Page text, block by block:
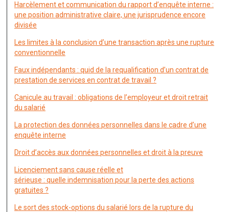
Harcèlement et communication du rapport d’enquête interne :
une position administrative claire, une jurisprudence encore
divisée
Les limites à la conclusion d’une transaction après une rupture
conventionnelle
Faux indépendants : quid de la requalification d’un contrat de
prestation de services en contrat de travail ?
Canicule au travail : obligations de l’employeur et droit retrait
du salarié
La protection des données personnelles dans le cadre d’une
enquête interne
Droit d’accès aux données personnelles et droit à la preuve
Licenciement sans cause réelle et
sérieuse : quelle indemnisation pour la perte des actions
gratuites ?
Le sort des stock-options du salarié lors de la rupture du